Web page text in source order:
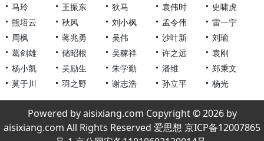
马玲
王振东 狄马 袁伟时
史啸虎
熊培云
秋风 刘小枫 孟令伟
雷一宁
周枫
蒋兆勇 吴伟 沙叶新
刘瑜
葛剑雄
储昭根 吴稼祥 许之远
袁刚
杨小凯
吴励生 朱学勤 潘维
郑秉文
莫于川
羽之野 谢志浩 孙立平 杨光
Powered by aisixiang.com Copyright © 2026 by
aisixiang.com All Rights Reserved 爱思想 京ICP备12007865